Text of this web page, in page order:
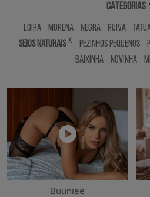
CATEGORIAS
Loira Morena Negra Ruiva
Seios Naturais x Pezinhos Pequenos
Baixinha
Novinha
Buuniee